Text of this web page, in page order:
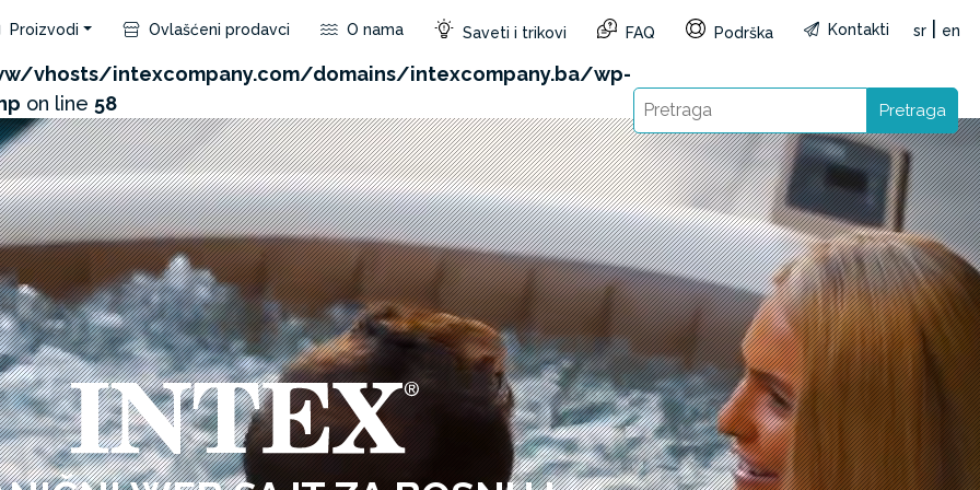
product/api.php?id=257&not_use_region=1&reg=BA&lang=sr): Failed to open stream: HTTP
vhosts/intexcompany.com/domains/intexcompany.ba/wp-
on line 58
Proizvodi Ovlašćeni prodavci O nama Saveti i trikovi FAQ Podrška Kontakti sr en
Pretraga